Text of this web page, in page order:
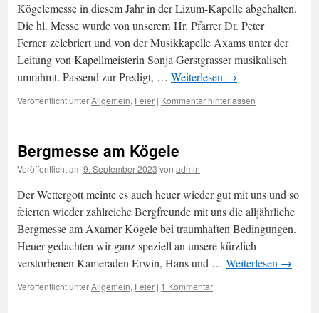
Kögelemesse in diesem Jahr in der Lizum-Kapelle abgehalten.
Die hl. Messe wurde von unserem Hr. Pfarrer Dr. Peter
Ferner zelebriert und von der Musikkapelle Axams unter der
Leitung von Kapellmeisterin Sonja Gerstgrasser musikalisch
umrahmt. Passend zur Predigt, … Weiterlesen →
Veröffentlicht unterAllgemein, Feier | Kommentar hinterlassen
Bergmesse am Kögele
Veröffentlicht am 9. September 2023 von admin
Der Wettergott meinte es auch heuer wieder gut mit uns und so
feierten wieder zahlreiche Bergfreunde mit uns die alljährliche
Bergmesse am Axamer Kögele bei traumhaften Bedingungen.
Heuer gedachten wir ganz speziell an unsere kürzlich
verstorbenen Kameraden Erwin, Hans und … Weiterlesen →
Veröffentlicht unterAllgemein, Feier | 1 Kommentar